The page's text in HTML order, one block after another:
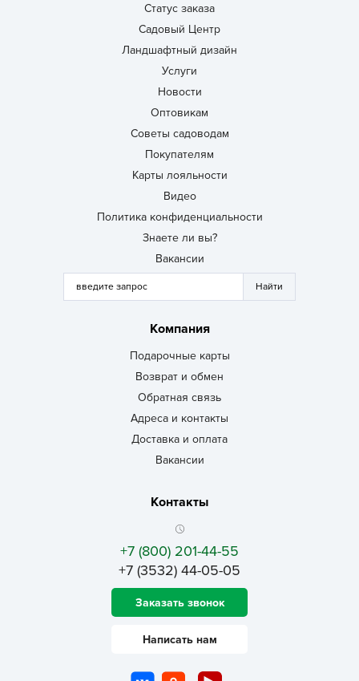
Статус заказа
Садовый Центр
Ландшафтный дизайн
Услуги
Новости
Оптовикам
Советы садоводам
Покупателям
Карты лояльности
Видео
Политика конфиденциальности
Знаете ли вы?
Вакансии
Компания
Подарочные карты
Возврат и обмен
Обратная связь
Адреса и контакты
Доставка и оплата
Вакансии
Контакты
+7 (800) 201-44-55
+7 (3532) 44-05-05
Заказать звонок
Написать нам